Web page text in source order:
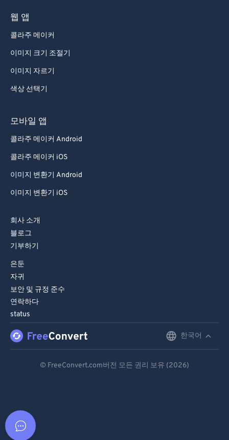
웹 앱
콜라주 메이커
이미지 크기 조절기
이미지 자르기
색상 선택기
모바일 앱
콜라주 메이커 Android
콜라주 메이커 iOS
이미지 변환기 Android
이미지 변환기 iOS
회사 소개
블로그
기부하기
은둔
자귀
보안 및 규정 준수
연락하다
status
한국어
© FreeConvert.com버전 모든 권리 보유 (2026)